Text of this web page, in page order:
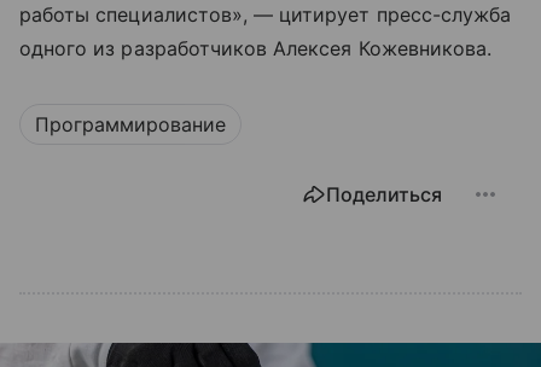
работы специалистов», — цитирует пресс-служба
одного из разработчиков Алексея Кожевникова.
Программирование
Поделиться